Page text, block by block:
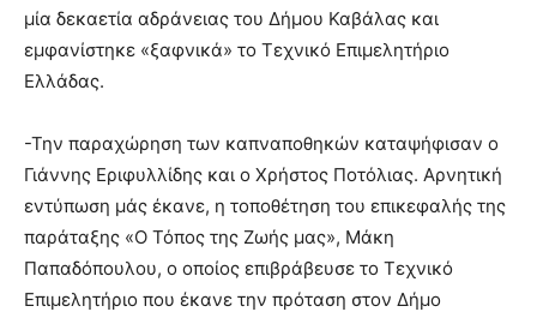
μία δεκαετία αδράνειας του Δήμου Καβάλας και
εμφανίστηκε «ξαφνικά» το Τεχνικό Επιμελητήριο
Ελλάδας.
-Την παραχώρηση των καπναποθηκών καταψήφισαν ο
Γιάννης Εριφυλλίδης και ο Χρήστος Ποτόλιας. Αρνητική
εντύπωση μάς έκανε, η τοποθέτηση του επικεφαλής της
παράταξης «Ο Τόπος της Ζωής μας», Μάκη
Παπαδόπουλου, ο οποίος επιβράβευσε το Τεχνικό
Επιμελητήριο που έκανε την πρόταση στον Δήμο